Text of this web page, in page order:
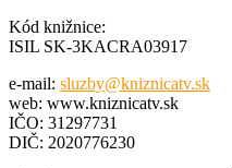
Kód knižnice:
ISIL SK-3KACRA03917
e-mail: sluzby@kniznicatv.sk
web: www.kniznicatv.sk
IČO: 31297731
DIČ: 2020776230